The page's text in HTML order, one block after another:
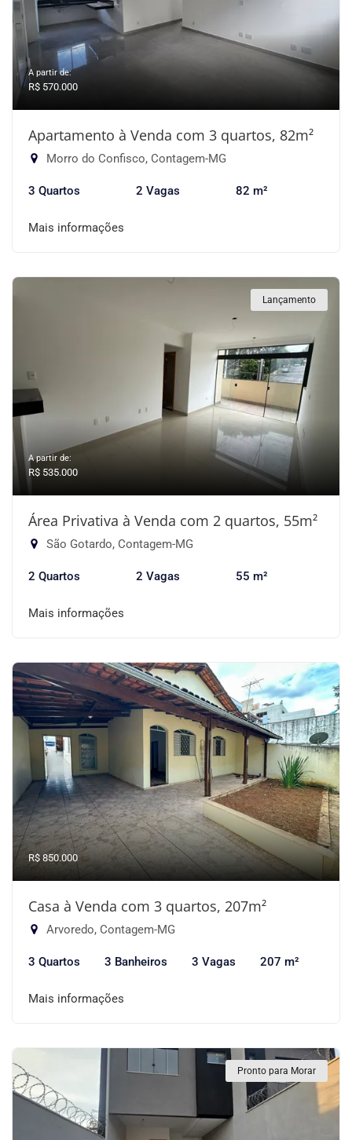
A partir de:
R$ 570.000
Apartamento à Venda com 3 quartos, 82m²
Morro do Confisco, Contagem-MG
3 Quartos 2 Vagas 82 m²
Mais informações
Lançamento
A partir de:
R$ 535.000
Área Privativa à Venda com 2 quartos, 55m²
São Gotardo, Contagem-MG
2 Quartos 2 Vagas 55 m²
Mais informações
R$ 850.000
Casa à Venda com 3 quartos, 207m²
Arvoredo, Contagem-MG
3 Quartos 3 Banheiros 3 Vagas 207 m²
Mais informações
Pronto para Morar